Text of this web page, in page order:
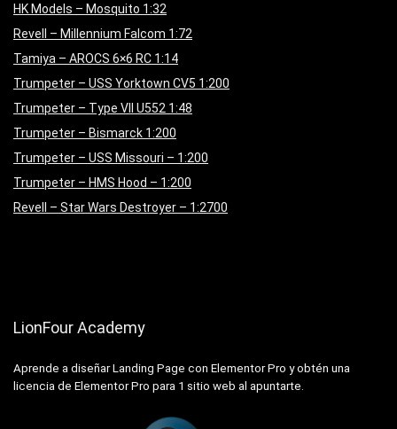
HK Models – Mosquito 1:32
Revell – Millennium Falcom 1:72
Tamiya – AROCS 6×6 RC 1:14
Trumpeter – USS Yorktown CV5 1:200
Trumpeter – Type VII U552 1:48
Trumpeter – Bismarck 1:200
Trumpeter – USS Missouri – 1:200
Trumpeter – HMS Hood – 1:200
Revell – Star Wars Destroyer – 1:2700
LionFour Academy
Aprende a diseñar Landing Page con Elementor Pro y obtén una
licencia de Elementor Pro para 1 sitio web al apuntarte.